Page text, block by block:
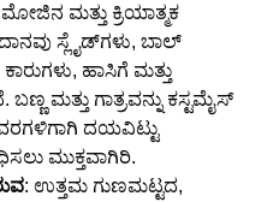
ಮತ್ತು ಕ್ರಿಯಾತ್ಮಕ
ಸ್ಲೈಡ್‌ಗಳು, ಬಾಲ್
ಹಾಸಿಗೆ ಮತ್ತು
ಮತ್ತು ಗಾತ್ರವನ್ನು ಕಸ್ಟಮೈಸ್
ದಯವಿಟ್ಟು
ಮುಕ್ತವಾಗಿರಿ.
: ಉತ್ತಮ ಗುಣಮಟ್ಟದ,